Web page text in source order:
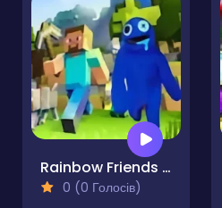
Rainbow Friends Minecraft Hidden Skibidi
0 (0 Голосів)